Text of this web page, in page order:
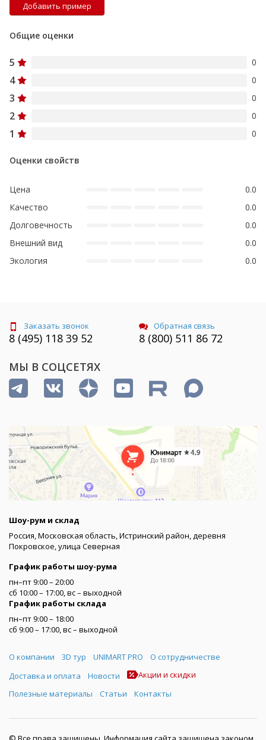
Добавить пример
Общие оценки
5 0
4 0
3 0
2 0
1 0
Оценки свойств
Цена
0.0
Качество
0.0
Долговечность
0.0
Внешний вид
0.0
Экология
0.0
Заказать звонок
8 (495) 118 39 52
Обратная связь
8 (800) 511 86 72
МЫ В СОЦСЕТЯХ
Шоу-рум и склад
Россия, Московская область, Истринский район, деревня
Покровское, улица Северная
График работы шоу-рума
пн–пт 9:00 – 20:00
сб 10:00 – 17:00, вс – выходной
График работы склада
пн–пт 9:00 – 18:00
сб 9:00 – 17:00, вс – выходной
Меню
О компании 3D тур UNIMART PRO
О сотрудничестве
Доставка и оплата
Новости
Акции и скидки
Полезные материалы
Статьи Контакты